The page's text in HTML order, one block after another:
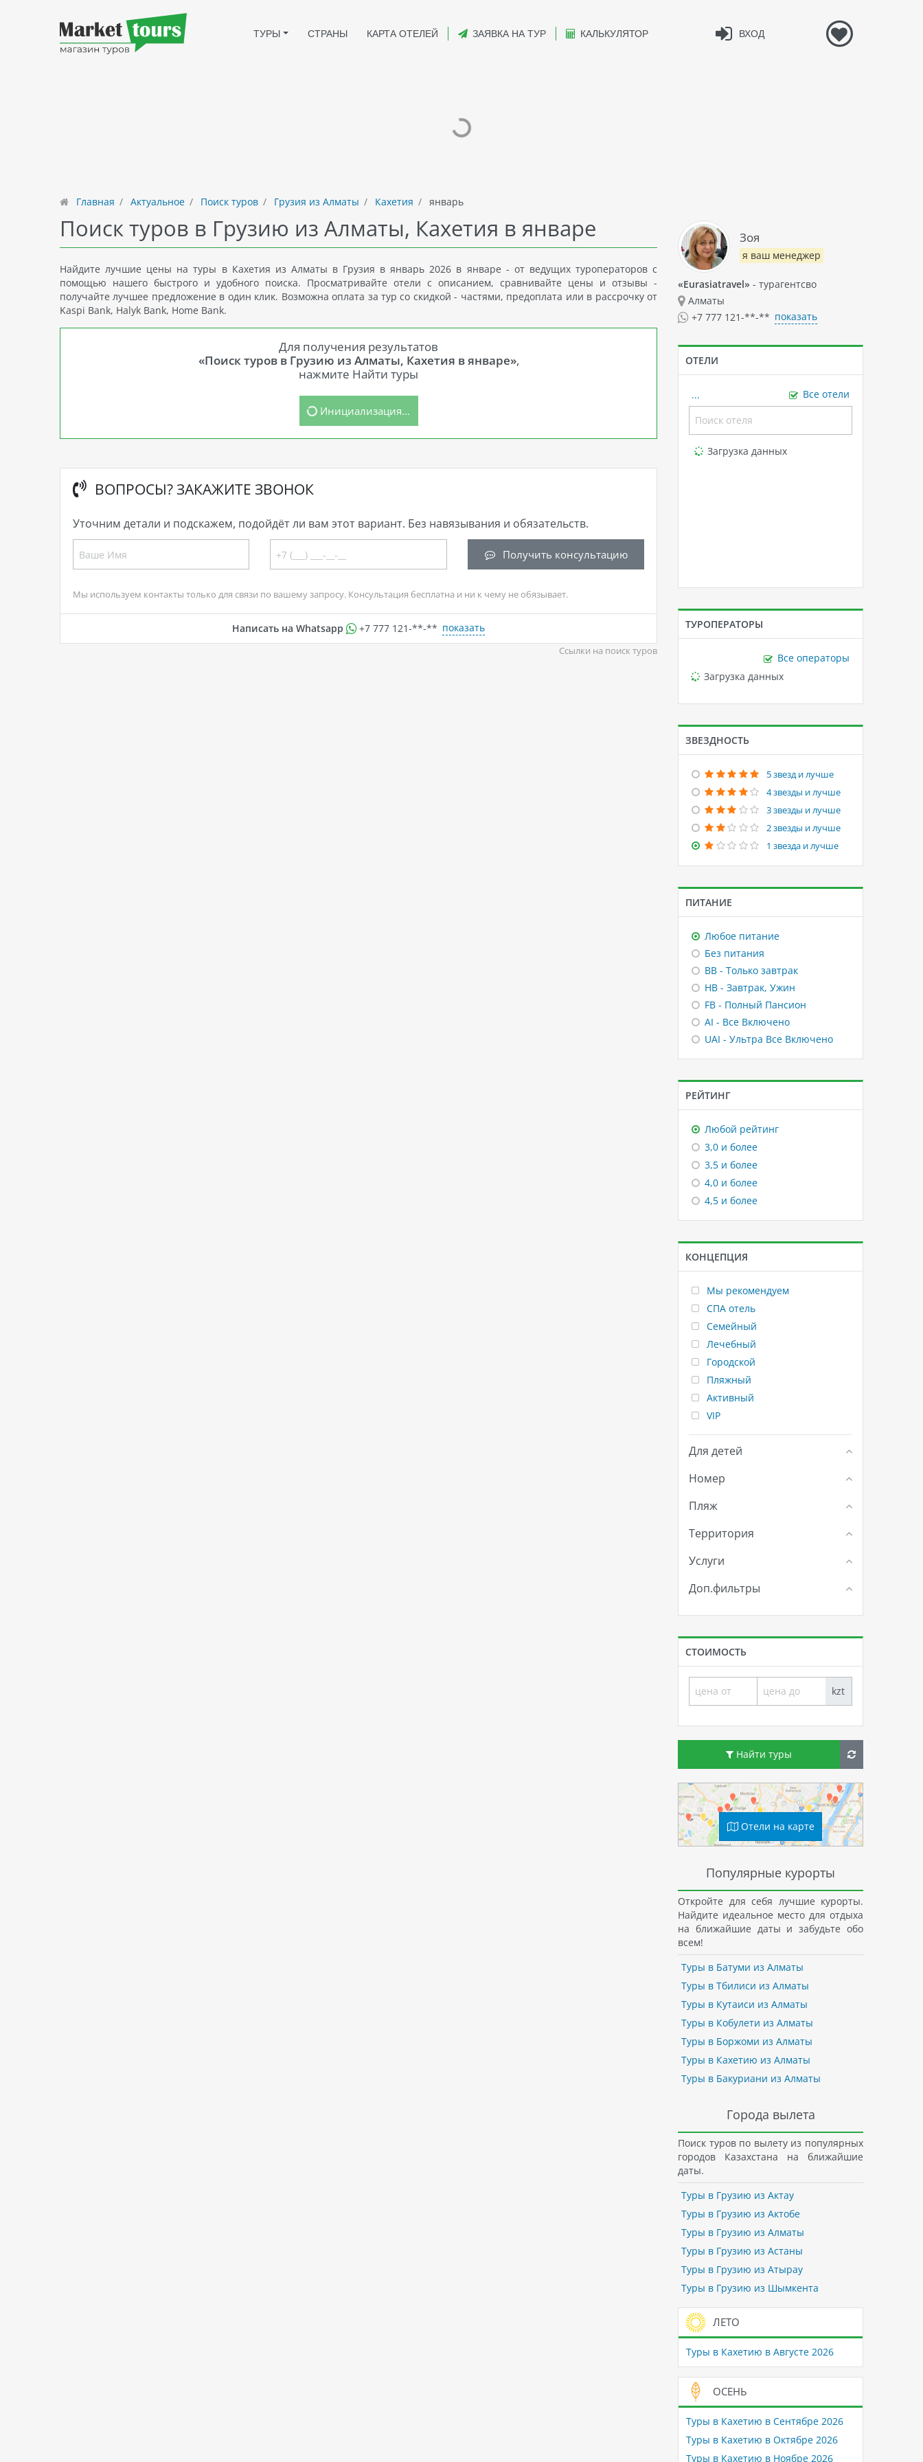
ВХОД
ТУРЫ СТРАНЫ КАРТА ОТЕЛЕЙ ЗАЯВКА НА ТУР КАЛЬКУЛЯТОР
Главная Актуальное Поиск туров Грузия из Алматы Кахетия январь
Поиск туров в Грузию из Алматы, Кахетия в январе
Найдите лучшие цены на туры в Кахетия из Алматы в Грузия в январь 2026 в январе - от ведущих туроператоров с
помощью нашего быстрого и удобного поиска. Просматривайте отели с описанием, сравнивайте цены и отзывы -
получайте лучшее предложение в один клик. Возможна оплата за тур со скидкой - частями, предоплата или в рассрочку от
Kaspi Bank, Halyk Bank, Home Bank.
Для получения результатов
«Поиск туров в Грузию из Алматы, Кахетия в январе»,
нажмите Найти туры
Инициализация...
ВОПРОСЫ? ЗАКАЖИТЕ ЗВОНОК
Уточним детали и подскажем, подойдёт ли вам этот вариант. Без навязывания и обязательств.
Получить консультацию
Мы используем контакты только для связи по вашему запросу. Консультация бесплатна и ни к чему не обязывает.
Написать на Whatsapp +7 777 121-**-** показать
Ссылки на поиск туров
Зоя
я ваш менеджер
«Eurasiatravel» - турагентсво
Алматы
+7 777 121-**-** показать
ОТЕЛИ
... Все отели
Loading...
Загрузка данных
ТУРОПЕРАТОРЫ
Все операторы
Loading...
Загрузка данных
ЗВЕЗДНОСТЬ
5 звезд и лучше
4 звезды и лучше
3 звезды и лучше
2 звезды и лучше
1 звезда и лучше
ПИТАНИЕ
Любое питание
Без питания
BB - Только завтрак
HB - Завтрак, Ужин
FB - Полный Пансион
AI - Все Включено
UAI - Ультра Все Включено
РЕЙТИНГ
Любой рейтинг
3,0 и более
3,5 и более
4,0 и более
4,5 и более
КОНЦЕПЦИЯ
Мы рекомендуем
СПА отель
Семейный
Лечебный
Городской
Пляжный
Активный
VIP
Для детей
Номер
Пляж
Территория
Услуги
Доп.фильтры
СТОИМОСТЬ
kzt
Найти туры
Отели на карте
Популярные курорты
Откройте для себя лучшие курорты.
Найдите идеальное место для отдыха
на ближайшие даты и забудьте обо
всем!
Туры в Батуми из Алматы
Туры в Тбилиси из Алматы
Туры в Кутаиси из Алматы
Туры в Кобулети из Алматы
Туры в Боржоми из Алматы
Туры в Кахетию из Алматы
Туры в Бакуриани из Алматы
Города вылета
Поиск туров по вылету из популярных
городов Казахстана на ближайшие
даты.
Туры в Грузию из Актау
Туры в Грузию из Актобе
Туры в Грузию из Алматы
Туры в Грузию из Астаны
Туры в Грузию из Атырау
Туры в Грузию из Шымкента
ЛЕТО
Туры в Кахетию в Августе 2026
ОСЕНЬ
Туры в Кахетию в Сентябре 2026
Туры в Кахетию в Октябре 2026
Туры в Кахетию в Ноябре 2026